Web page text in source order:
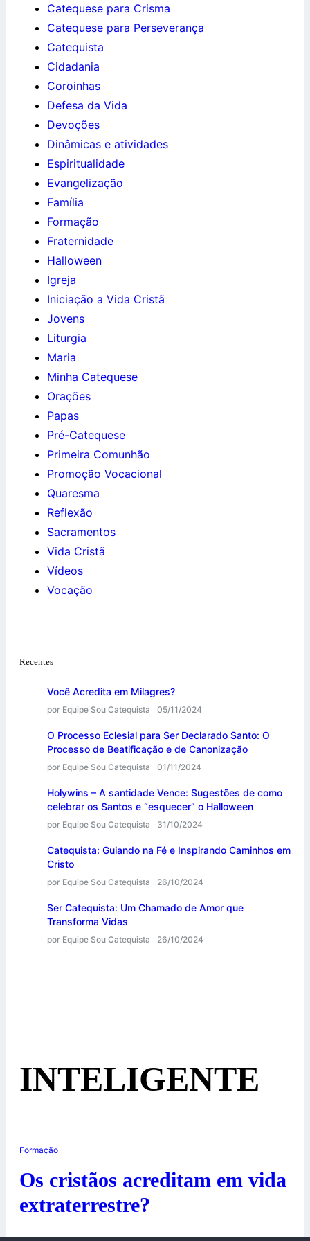
Catequese para Crisma
Catequese para Perseverança
Catequista
Cidadania
Coroinhas
Defesa da Vida
Devoções
Dinâmicas e atividades
Espiritualidade
Evangelização
Família
Formação
Fraternidade
Halloween
Igreja
Iniciação a Vida Cristã
Jovens
Liturgia
Maria
Minha Catequese
Orações
Papas
Pré-Catequese
Primeira Comunhão
Promoção Vocacional
Quaresma
Reflexão
Sacramentos
Vida Cristã
Vídeos
Vocação
Recentes
Você Acredita em Milagres?
por Equipe Sou Catequista 05/11/2024
O Processo Eclesial para Ser Declarado Santo: O
Processo de Beatificação e de Canonização
por Equipe Sou Catequista 01/11/2024
Holywins – A santidade Vence: Sugestões de como
celebrar os Santos e “esquecer” o Halloween
por Equipe Sou Catequista 31/10/2024
Catequista: Guiando na Fé e Inspirando Caminhos em
Cristo
por Equipe Sou Catequista 26/10/2024
Ser Catequista: Um Chamado de Amor que
Transforma Vidas
por Equipe Sou Catequista 26/10/2024
INTELIGENTE
Formação
Os cristãos acreditam em vida
extraterrestre?